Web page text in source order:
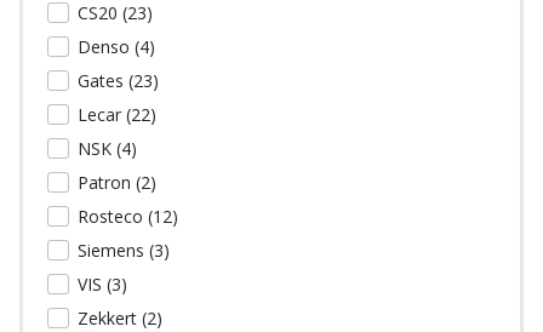
CS20 (23)
Denso (4)
Gates (23)
Lecar (22)
NSK (4)
Patron (2)
Rosteco (12)
Siemens (3)
VIS (3)
Zekkert (2)